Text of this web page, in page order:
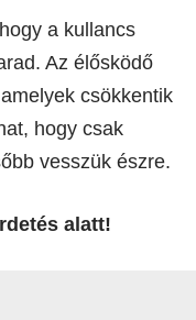
a kullancs
Az élősködő
csökkentik
hogy csak
vesszük észre.
alatt!